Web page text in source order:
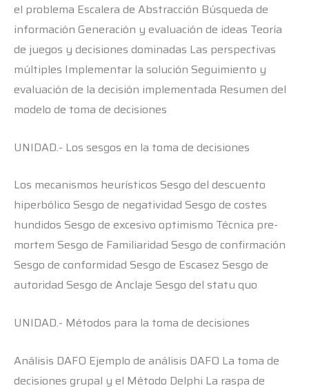
el problema Escalera de Abstracción Búsqueda de
información Generación y evaluación de ideas Teoría
de juegos y decisiones dominadas Las perspectivas
múltiples Implementar la solución Seguimiento y
evaluación de la decisión implementada Resumen del
modelo de toma de decisiones
UNIDAD.- Los sesgos en la toma de decisiones
Los mecanismos heurísticos Sesgo del descuento
hiperbólico Sesgo de negatividad Sesgo de costes
hundidos Sesgo de excesivo optimismo Técnica pre-
mortem Sesgo de Familiaridad Sesgo de confirmación
Sesgo de conformidad Sesgo de Escasez Sesgo de
autoridad Sesgo de Anclaje Sesgo del statu quo
UNIDAD.- Métodos para la toma de decisiones
Análisis DAFO Ejemplo de análisis DAFO La toma de
decisiones grupal y el Método Delphi La raspa de